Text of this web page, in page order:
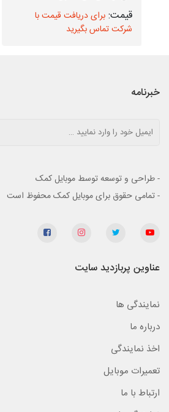
برای دریافت قیمت با
شرکت تماس بگیرید
خبرنامه
- طراحی و توسعه توسط موبایل کمک
- تمامی حقوق برای موبایل کمک محفوظ است
عناوین پربازدید سایت
نمایندگی ها
درباره ما
اخذ نمایندگی
تعمیرات موبایل
ارتباط با ما